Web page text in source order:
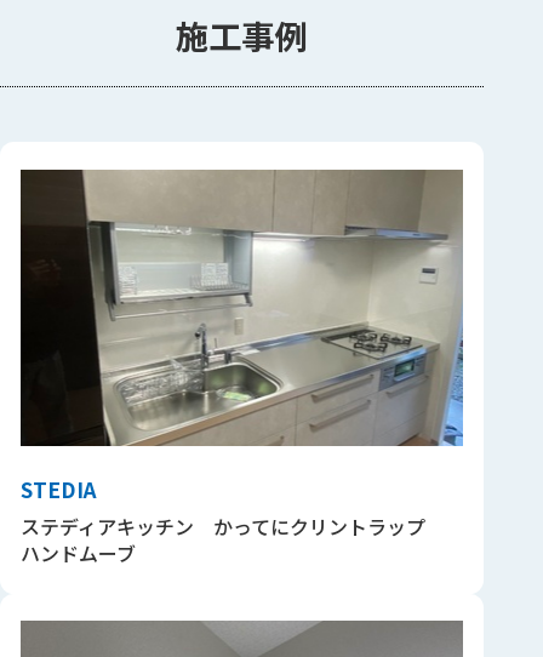
施工事例
STEDIA
ステディアキッチン かってにクリントラップ
ハンドムーブ